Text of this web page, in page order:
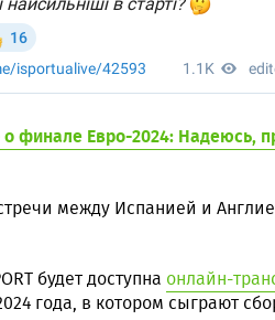
финале Евро-2024: Надеюсь,
между Испанией и
будет доступна онлайн-
года, в котором сыграют